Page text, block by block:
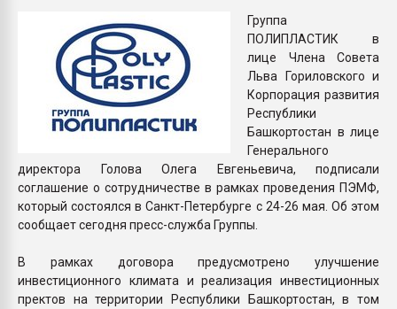
Группа
ПОЛИПЛАСТИК в
лице Члена Совета
Льва Гориловского и
Корпорация развития
Республики
Башкортостан в лице
Генерального
директора Голова Олега Евгеньевича, подписали
соглашение о сотрудничестве в рамках проведения ПЭМФ,
который состоялся в Санкт-Петербурге с 24-26 мая. Об этом
сообщает сегодня пресс-служба Группы.
В рамках договора предусмотрено улучшение
инвестиционного климата и реализация инвестиционных
пректов на территории Республики Башкортостан, в том